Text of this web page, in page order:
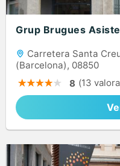
Grup Brugues
Carretera Santa
(Barcelona), 08850
8 (13